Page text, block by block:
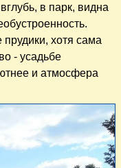
в парк, видна
хотя сама
- усадьбе
и атмосфера